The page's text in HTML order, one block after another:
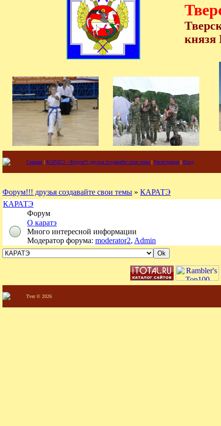
князя
Главная | КАРАТЭ - Форум!!! друзья создавайте свои темы | Регистрация | Вход
Форум!!! друзья создавайте свои темы » КАРАТЭ
КАРАТЭ
Форум
О каратэ
Много интересной информации
Модератор форума: moderator2, Admin
Tver © 2026